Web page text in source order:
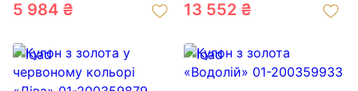
5 984 ₴ 13 552 ₴